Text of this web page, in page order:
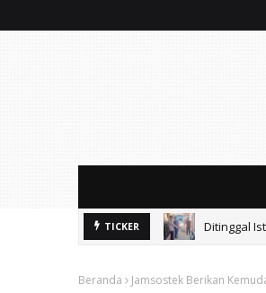
TICKER Ditinggal
Beranda Jamsostek Berikan